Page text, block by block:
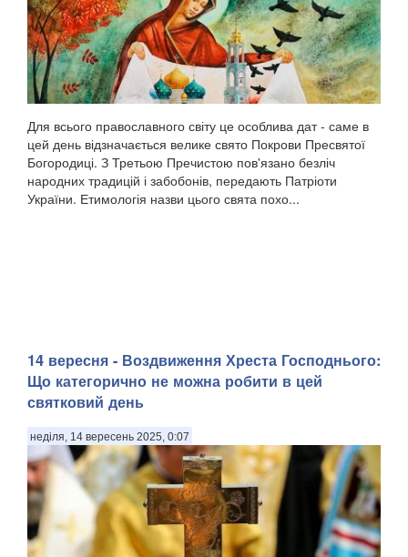
Для всього православного світу це особлива дат - саме в
цей день відзначається велике свято Покрови Пресвятої
Богородиці. З Третьою Пречистою пов'язано безліч
народних традицій і забобонів, передають Патріоти
України. Етимологія назви цього свята похо...
14 вересня - Воздвиження Хреста Господнього:
Що категорично не можна робити в цей
святковий день
неділя, 14 вересень 2025, 0:07